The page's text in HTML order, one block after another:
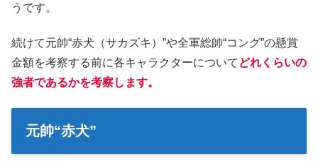
うです。
続けて元帥“赤犬（サカズキ）”や全軍総帥“コング”の懸賞
金額を考察する前に各キャラクターについて どれくらいの
強者であるかを考察します。
元帥“赤犬”